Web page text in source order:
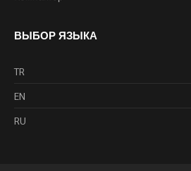
ВЫБОР ЯЗЫКА
TR
EN
RU